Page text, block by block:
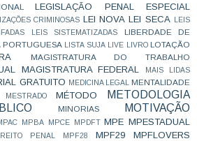
LEGISLAÇÃO PENAL ESPECIAL
CRIMINOSAS LEI NOVA LEI SECA
LEIS
LEIS SISTEMATIZADAS
LIBERDADE DE
PORTUGUESA LISTA SUJA LIVE LIVRO LOTAÇÃO
MAGISTRATURA DO TRABALHO
MAGISTRATURA FEDERAL
MAIS LIDAS
GRATUITO MEDICINA LEGAL MENTALIDADE
MESTRADO MÉTODO
METODOLOGIA
MINORIAS
MOTIVAÇÃO
MPBA MPCE MPDFT MPE MPESTADUAL
PENAL MPF28 MPF29
MPFLOVERS